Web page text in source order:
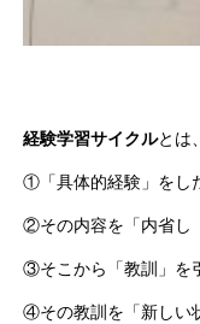
経験学習サイクルとは
①「具体的経験」をし
②その内容を「内省し
③そこから「教訓」を
④その教訓を「新しい